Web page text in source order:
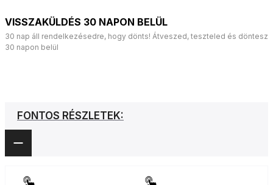
VISSZAKÜLDÉS 30 NAPON BELÜL
30 nap áll rendelkezésedre, hogy dönts! Átveszed, teszteled és döntesz
30 napon belül
FONTOS RÉSZLETEK: